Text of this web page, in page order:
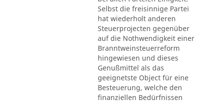
Selbst die freisinnige Partei
hat wiederholt anderen
Steuerprojecten gegenüber
auf die Nothwendigkeit einer
Branntweinsteuerreform
hingewiesen und dieses
Genußmittel als das
geeignetste Object für eine
Besteuerung, welche den
finanziellen Bedürfnissen